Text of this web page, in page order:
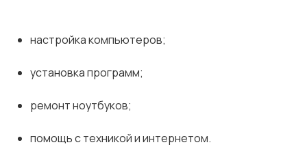
настройка компьютеров;
установка программ;
ремонт ноутбуков;
помощь с техникой и интернетом.